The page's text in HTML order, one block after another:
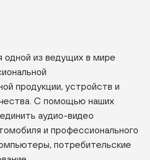
одной из ведущих в мире
продукции, устройств и
С помощью наших
аудио-видео
и профессионального
потребительские